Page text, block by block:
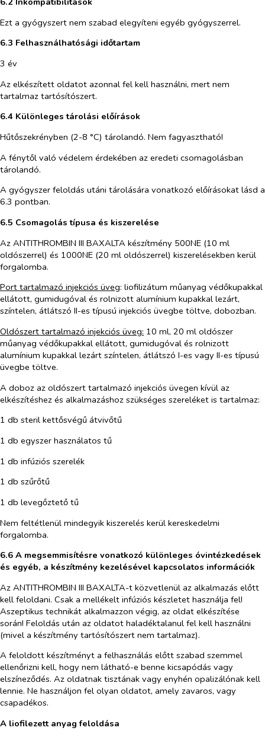
Ezt a gyógyszert nem szabad elegyíteni egyéb gyógyszerrel.
6.3 Felhasználhatósági időtartam
3 év
Az elkészített oldatot azonnal fel kell használni, mert nem
tartalmaz tartósítószert.
6.4 Különleges tárolási előírások
Hűtőszekrényben (2-8 °C) tárolandó. Nem fagyasztható!
A fénytől való védelem érdekében az eredeti csomagolásban
tárolandó.
A gyógyszer feloldás utáni tárolására vonatkozó előírásokat lásd a
6.3 pontban.
6.5 Csomagolás típusa és kiszerelése
Az ANTITHROMBIN III BAXALTA készítmény 500NE (10 ml
oldószerrel) és 1000NE (20 ml oldószerrel) kiszerelésekben kerül
forgalomba.
Port tartalmazó injekciós üveg: liofilizátum műanyag védőkupakkal
ellátott, gumidugóval és rolnizott alumínium kupakkal lezárt,
színtelen, átlátszó II-es típusú injekciós üvegbe töltve, dobozban.
Oldószert tartalmazó injekciós üveg: 10 ml, 20 ml oldószer
műanyag védőkupakkal ellátott, gumidugóval és rolnizott
alumínium kupakkal lezárt színtelen, átlátszó I-es vagy II-es típusú
üvegbe töltve.
A doboz az oldószert tartalmazó injekciós üvegen kívül az
elkészítéshez és alkalmazáshoz szükséges szereléket is tartalmaz:
1 db steril kettősvégű átvivőtű
1 db egyszer használatos tű
1 db infúziós szerelék
1 db szűrőtű
1 db levegőztető tű
Nem feltétlenül mindegyik kiszerelés kerül kereskedelmi
forgalomba.
6.6 A megsemmisítésre vonatkozó különleges óvintézkedések
és egyéb, a készítmény kezelésével kapcsolatos információk
Az ANTITHROMBIN III BAXALTA-t közvetlenül az alkalmazás előtt
kell feloldani. Csak a mellékelt infúziós készletet használja fel!
Aszeptikus technikát alkalmazzon végig, az oldat elkészítése
során! Feloldás után az oldatot haladéktalanul fel kell használni
(mivel a készítmény tartósítószert nem tartalmaz).
A feloldott készítményt a felhasználás előtt szabad szemmel
ellenőrizni kell, hogy nem látható-e benne kicsapódás vagy
elszíneződés. Az oldatnak tisztának vagy enyhén opalizálónak kell
lennie. Ne használjon fel olyan oldatot, amely zavaros, vagy
csapadékos.
A liofilezett anyag feloldása